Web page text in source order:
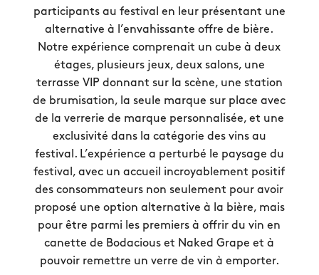
participants au festival en leur présentant une
alternative à l’envahissante offre de bière.
Notre expérience comprenait un cube à deux
étages, plusieurs jeux, deux salons, une
terrasse VIP donnant sur la scène, une station
de brumisation, la seule marque sur place avec
de la verrerie de marque personnalisée, et une
exclusivité dans la catégorie des vins au
festival. L’expérience a perturbé le paysage du
festival, avec un accueil incroyablement positif
des consommateurs non seulement pour avoir
proposé une option alternative à la bière, mais
pour être parmi les premiers à offrir du vin en
canette de Bodacious et Naked Grape et à
pouvoir remettre un verre de vin à emporter.